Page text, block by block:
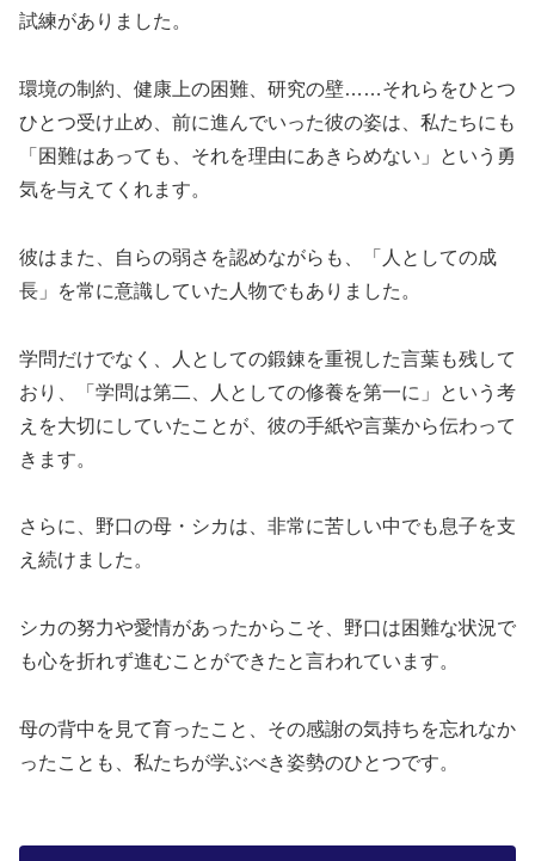
試練がありました。
環境の制約、健康上の困難、研究の壁……それらをひとつ
ひとつ受け止め、前に進んでいった彼の姿は、私たちにも
「困難はあっても、それを理由にあきらめない」という勇
気を与えてくれます。
彼はまた、自らの弱さを認めながらも、「人としての成
長」を常に意識していた人物でもありました。
学問だけでなく、人としての鍛錬を重視した言葉も残して
おり、「学問は第二、人としての修養を第一に」という考
えを大切にしていたことが、彼の手紙や言葉から伝わって
きます。
さらに、野口の母・シカは、非常に苦しい中でも息子を支
え続けました。
シカの努力や愛情があったからこそ、野口は困難な状況で
も心を折れず進むことができたと言われています。
母の背中を見て育ったこと、その感謝の気持ちを忘れなか
ったことも、私たちが学ぶべき姿勢のひとつです。